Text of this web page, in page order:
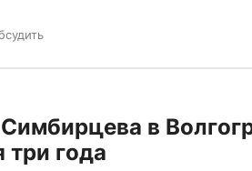
в
три года